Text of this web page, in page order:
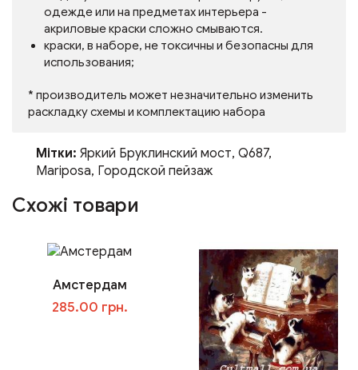
одежде или на предметах интерьера -
акриловые краски сложно смываются.
краски, в наборе, не токсичны и безопасны для
использования;
* производитель может незначительно изменить
раскладку схемы и комплектацию набора
Мітки: Яркий Бруклинский мост, Q687,
Mariposa, Городской пейзаж
Схожі товари
Амстердам
285.00 грн.